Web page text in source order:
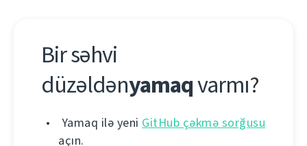
Bir səhvi
düzəldənyamaqvarmı?
Yamaq ilə yeni GitHub çəkmə sorğusu
açın.